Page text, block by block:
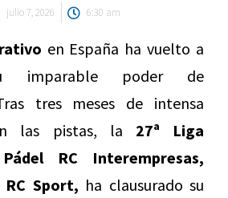
julio 7, 2026 6:30 am
en España ha vuelto a
imparable poder de
tres meses de intensa
las pistas, la 27ª Liga
RC Interempresas,
RC Sport, ha clausurado su